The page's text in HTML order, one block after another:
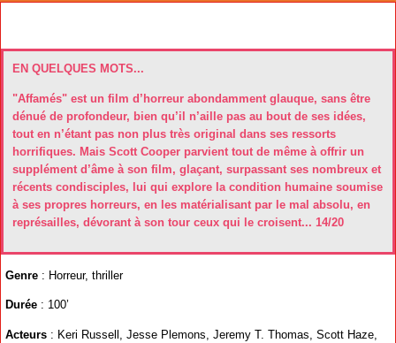
EN QUELQUES MOTS...
"Affamés" est un film d’horreur abondamment glauque, sans être
dénué de profondeur, bien qu’il n’aille pas au bout de ses idées,
tout en n’étant pas non plus très original dans ses ressorts
horrifiques. Mais Scott Cooper parvient tout de même à offrir un
supplément d’âme à son film, glaçant, surpassant ses nombreux et
récents condisciples, lui qui explore la condition humaine soumise
à ses propres horreurs, en les matérialisant par le mal absolu, en
représailles, dévorant à son tour ceux qui le croisent... 14/20
Genre : Horreur, thriller
Durée : 100’
Acteurs : Keri Russell, Jesse Plemons, Jeremy T. Thomas, Scott Haze,